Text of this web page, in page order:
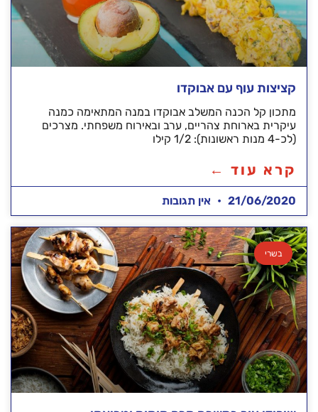
קציצות עוף עם אבוקדו
מתכון קל הכנה המשלב אבוקדו במנה המתאימה כמנה
עיקרית בארוחת צהריים, ערב ובאירוח משפחתי. מצרכים
(לכ-4 מנות ראשונות): 1/2 קילו
קרא עוד ←
21/06/2020 אין תגובות
בשרי